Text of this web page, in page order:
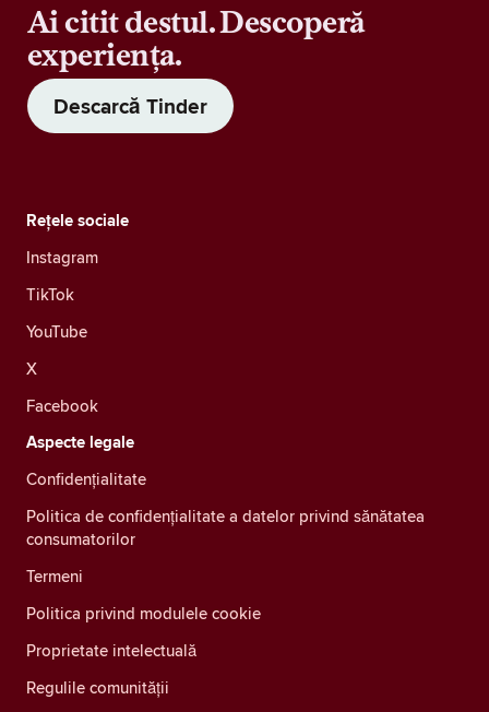
Ai citit destul. Descoperă
experiența.
Descarcă Tinder
Rețele sociale
Instagram
TikTok
YouTube
X
Facebook
Aspecte legale
Confidenţialitate
Politica de confidențialitate a datelor privind sănătatea
consumatorilor
Termeni
Politica privind modulele cookie
Proprietate intelectuală
Regulile comunității